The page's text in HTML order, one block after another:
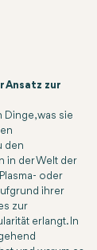
Ansatz zur
was sie
den
in der Welt der
oder
ihrer
zur
erlangt. In